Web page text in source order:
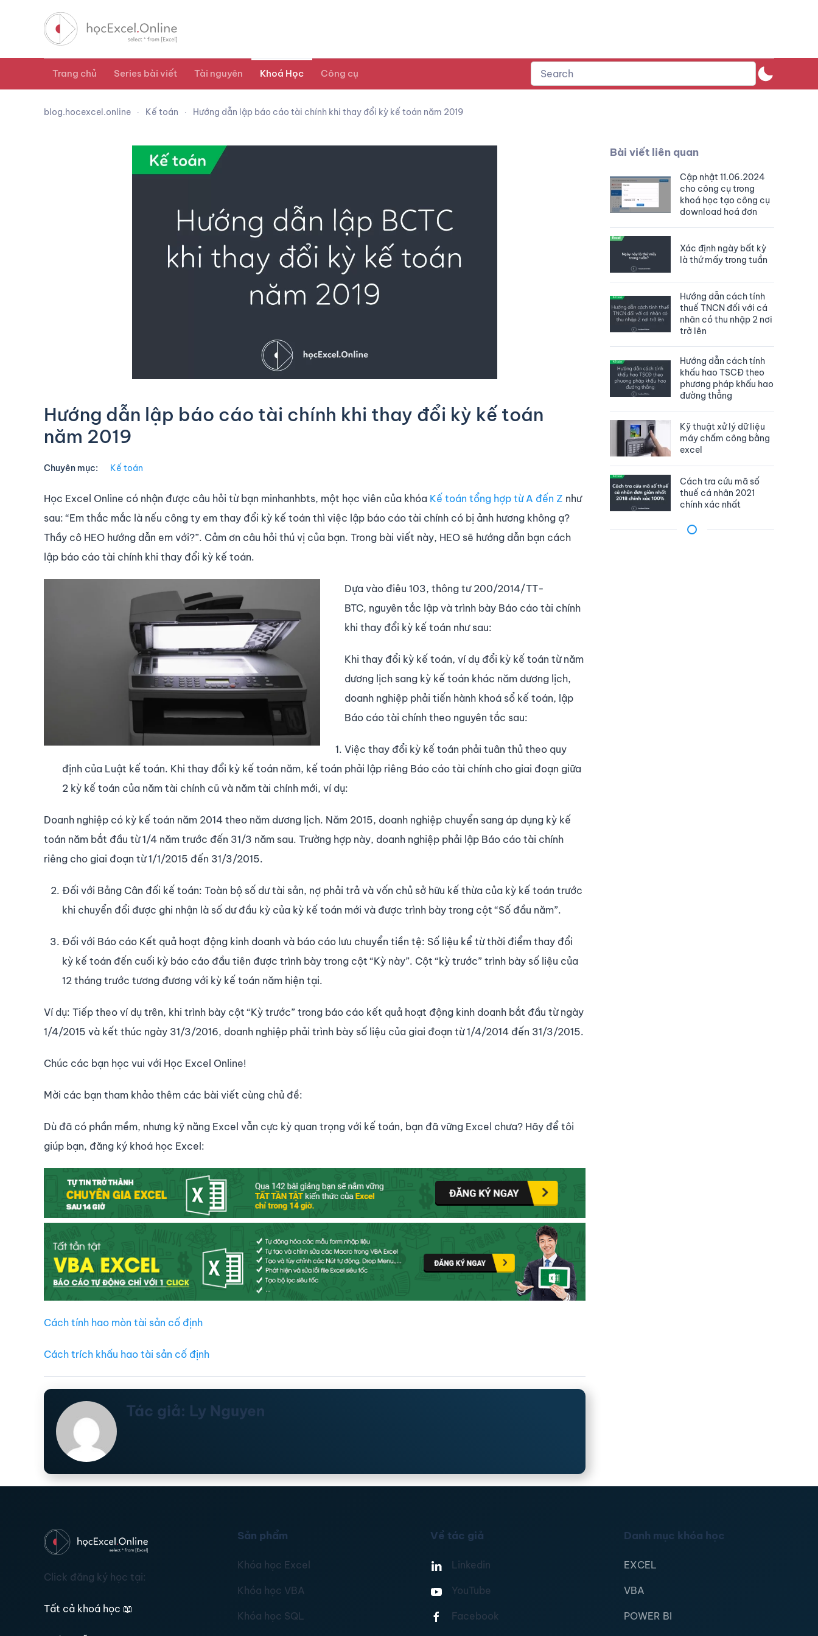
Trang chủ Series bài viết Tài nguyên Khoá Học Công cụ
blog.hocexcel.online Kế toán Hướng dẫn lập báo cáo tài chính khi thay đổi kỳ kế toán năm 2019
Hướng dẫn lập báo cáo tài chính khi thay đổi kỳ kế toán
năm 2019
Chuyên mục: Kế toán
Học Excel Online có nhận được câu hỏi từ bạn minhanhbts, một học viên của khóa Kế toán tổng hợp từ A đến Z như
sau: “Em thắc mắc là nếu công ty em thay đổi kỳ kế toán thì việc lập báo cáo tài chính có bị ảnh hương không ạ?
Thầy cô HEO hướng dẫn em với?”. Cảm ơn câu hỏi thú vị của bạn. Trong bài viết này, HEO sẽ hướng dẫn bạn cách
lập báo cáo tài chính khi thay đổi kỳ kế toán.
Dựa vào điêu 103, thông tư 200/2014/TT-
BTC, nguyên tắc lập và trình bày Báo cáo tài chính
khi thay đổi kỳ kế toán như sau:
Khi thay đổi kỳ kế toán, ví dụ đổi kỳ kế toán từ năm
dương lịch sang kỳ kế toán khác năm dương lịch,
doanh nghiệp phải tiến hành khoá sổ kế toán, lập
Báo cáo tài chính theo nguyên tắc sau:
Việc thay đổi kỳ kế toán phải tuân thủ theo quy
định của Luật kế toán. Khi thay đổi kỳ kế toán năm, kế toán phải lập riêng Báo cáo tài chính cho giai đoạn giữa
2 kỳ kế toán của năm tài chính cũ và năm tài chính mới, ví dụ:
Doanh nghiệp có kỳ kế toán năm 2014 theo năm dương lịch. Năm 2015, doanh nghiệp chuyển sang áp dụng kỳ kế
toán năm bắt đầu từ 1/4 năm trước đến 31/3 năm sau. Trường hợp này, doanh nghiệp phải lập Báo cáo tài chính
riêng cho giai đoạn từ 1/1/2015 đến 31/3/2015.
Đối với Bảng Cân đối kế toán: Toàn bộ số dư tài sản, nợ phải trả và vốn chủ sở hữu kế thừa của kỳ kế toán trước
khi chuyển đổi được ghi nhận là số dư đầu kỳ của kỳ kế toán mới và được trình bày trong cột “Số đầu năm”.
Đối với Báo cáo Kết quả hoạt động kinh doanh và báo cáo lưu chuyển tiền tệ: Số liệu kể từ thời điểm thay đổi
kỳ kế toán đến cuối kỳ báo cáo đầu tiên được trình bày trong cột “Kỳ này”. Cột “kỳ trước” trình bày số liệu của
12 tháng trước tương đương với kỳ kế toán năm hiện tại.
Ví dụ: Tiếp theo ví dụ trên, khi trình bày cột “Kỳ trước” trong báo cáo kết quả hoạt động kinh doanh bắt đầu từ ngày
1/4/2015 và kết thúc ngày 31/3/2016, doanh nghiệp phải trình bày số liệu của giai đoạn từ 1/4/2014 đến 31/3/2015.
Chúc các bạn học vui với Học Excel Online!
Mời các bạn tham khảo thêm các bài viết cùng chủ đề:
Dù đã có phần mềm, nhưng kỹ năng Excel vẫn cực kỳ quan trọng với kế toán, bạn đã vững Excel chưa? Hãy để tôi
giúp bạn, đăng ký khoá học Excel:
Cách tính hao mòn tài sản cố định
Cách trích khấu hao tài sản cố định
Tác giả: Ly Nguyen
Bài viết liên quan
Cập nhật 11.06.2024
cho công cụ trong
khoá học tạo công cụ
download hoá đơn
Xác định ngày bất kỳ
là thứ mấy trong tuần
Hướng dẫn cách tính
thuế TNCN đối với cá
nhân có thu nhập 2 nơi
trở lên
Hướng dẫn cách tính
khấu hao TSCĐ theo
phương pháp khấu hao
đường thẳng
Kỹ thuật xử lý dữ liệu
máy chấm công bằng
excel
Cách tra cứu mã số
thuế cá nhân 2021
chính xác nhất
Click đăng ký học tại:
Tất cả khoá học 📖
Sản phẩm
Khóa học Excel
Khóa học VBA
Khóa học SQL
Về tác giả
Linkedin
YouTube
Facebook
Danh mục khóa học
EXCEL
VBA
POWER BI